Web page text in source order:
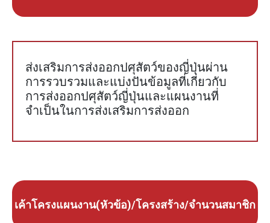
ส่งเสริมการส่งออกปศุสัตว์ของญี่ปุ่นผ่าน
การรวบรวมและแบ่งปันข้อมูลที่เกี่ยวกับ
การส่งออกปศุสัตว์ญี่ปุ่นและแผนงานที่
จำเป็นในการส่งเสริมการส่งออก
เค้าโครงแผนงาน(หัวข้อ)/โครงสร้าง/จำนวนสมาชิก